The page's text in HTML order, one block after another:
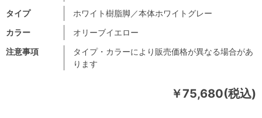
￥75,680(税込)
注意事項
タイプ・カラーにより販売価格が異なる場合があ
ります
タイプ
ホワイト樹脂脚／本体ホワイトグレー
カラー
オリーブイエロー